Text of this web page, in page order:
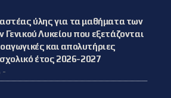
ύλης για τα μαθήματα των
Γενικού Λυκείου που εξετάζονται
και απολυτήριες
έτος 2026-2027
-